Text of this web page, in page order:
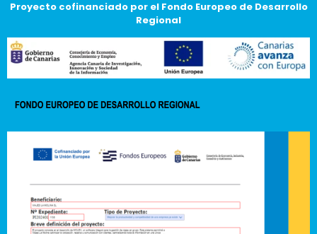
Proyecto cofinanciado por el Fondo Europeo de Desarrollo
Regional